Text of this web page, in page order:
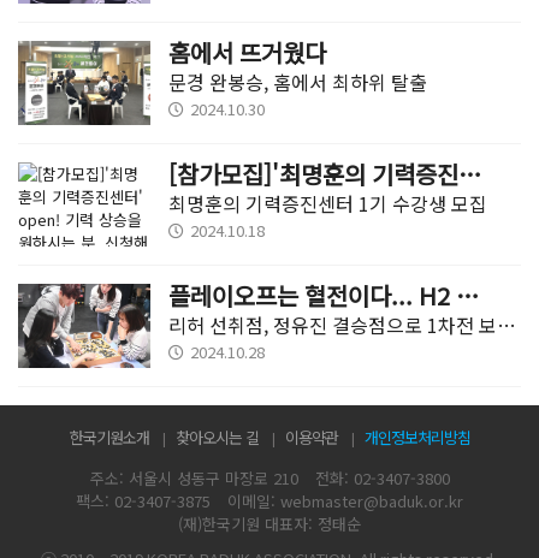
홈에서 뜨거웠다
문경 완봉승, 홈에서 최하위 탈출
2024.10.30
[참가모집]'최명훈의 기력증진센터' open! 기력 상승을 원하시는 분, 신청해주세요!
최명훈의 기력증진센터 1기 수강생 모집
2024.10.18
플레이오프는 혈전이다... H2 DREAM 삼척 먼저 웃어
리허 선취점, 정유진 결승점으로 1차전 보령 머드에 선승
2024.10.28
한국기원소개 찾아오시는 길 이용약관
개인정보처리방침
주소: 서울시 성동구 마장로 210
전화: 02-3407-3800
팩스: 02-3407-3875
이메일: webmaster@baduk.or.kr
(재)한국기원 대표자: 정태순